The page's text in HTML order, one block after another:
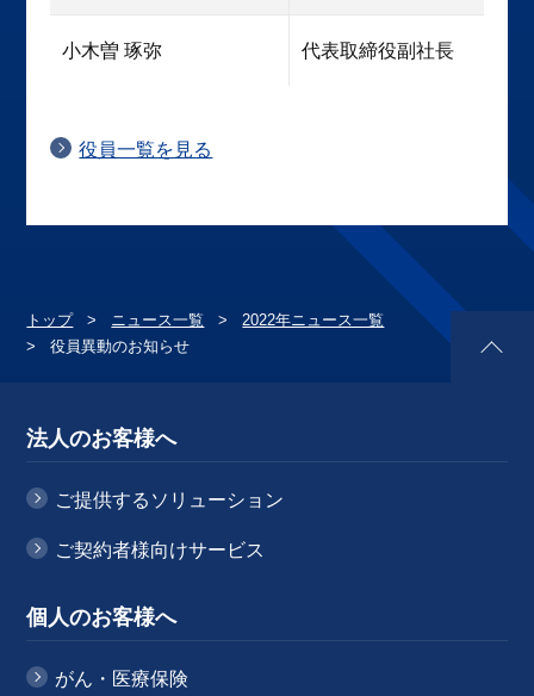
小木曽 琢弥 代表取締役副社長
役員一覧を見る
トップ ニュース一覧
2022年ニュース一覧
役員異動のお知らせ
法人のお客様へ
ご提供するソリューション
ご契約者様向けサービス
個人のお客様へ
がん・医療保険